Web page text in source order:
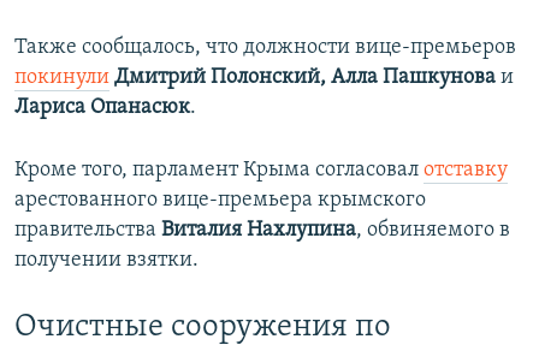
Также сообщалось, что должности вице-премьеров
покинули Дмитрий Полонский, Алла Пашкунова и
Лариса Опанасюк.
Кроме того, парламент Крыма согласовал отставку
арестованного вице-премьера крымского
правительства Виталия Нахлупина, обвиняемого в
получении взятки.
Очистные сооружения по